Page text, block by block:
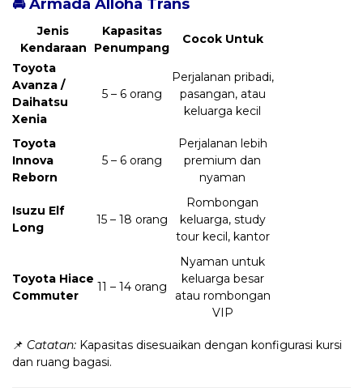
Jenis
Kendaraan
Kapasitas
Penumpang
Cocok Untuk
Toyota
Avanza /
Daihatsu
Xenia
5 – 6 orang
Perjalanan pribadi,
pasangan, atau
keluarga kecil
Toyota
Innova
Reborn
5 – 6 orang
Perjalanan lebih
premium dan
nyaman
Isuzu Elf
Long
15 – 18 orang
Rombongan
keluarga, study
tour kecil, kantor
Toyota Hiace
Commuter
11 – 14 orang
Nyaman untuk
keluarga besar
atau rombongan
VIP
📌 Catatan: Kapasitas disesuaikan dengan konfigurasi kursi
dan ruang bagasi.